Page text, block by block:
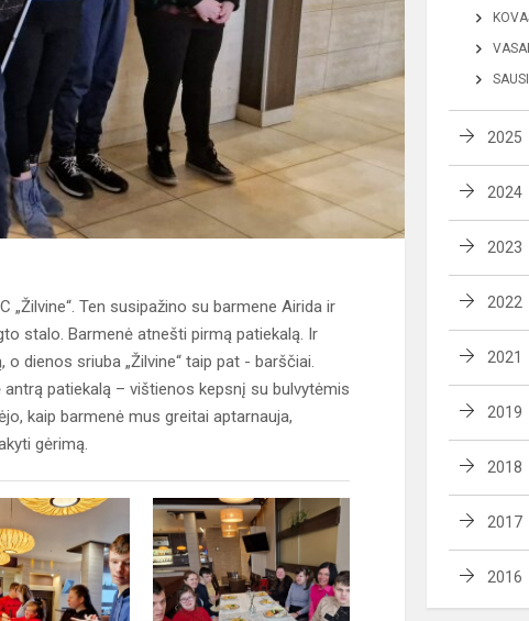
Ten susipažino su barmene Airida ir
stalo. Barmenė atnešti pirmą patiekalą. Ir
dienos sriuba „Žilvine“ taip pat - barščiai.
patiekalą – vištienos kepsnį su bulvytėmis
kaip barmenė mus greitai aptarnauja,
gėrimą.
2025
2024
2023
2022
2021
2019
2018
2017
2016